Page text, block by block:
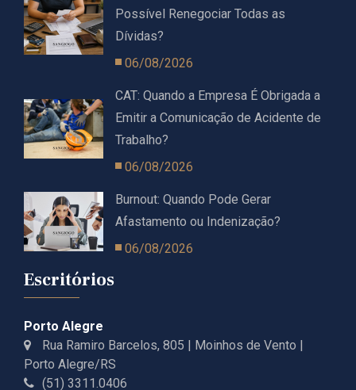
Possível Renegociar Todas as
Dívidas?
06/08/2026
CAT: Quando a Empresa É Obrigada a
Emitir a Comunicação de Acidente de
Trabalho?
06/08/2026
Burnout: Quando Pode Gerar
Afastamento ou Indenização?
06/08/2026
Escritórios
Porto Alegre
Rua Ramiro Barcelos, 805 | Moinhos de Vento |
Porto Alegre/RS
(51) 3311.0406